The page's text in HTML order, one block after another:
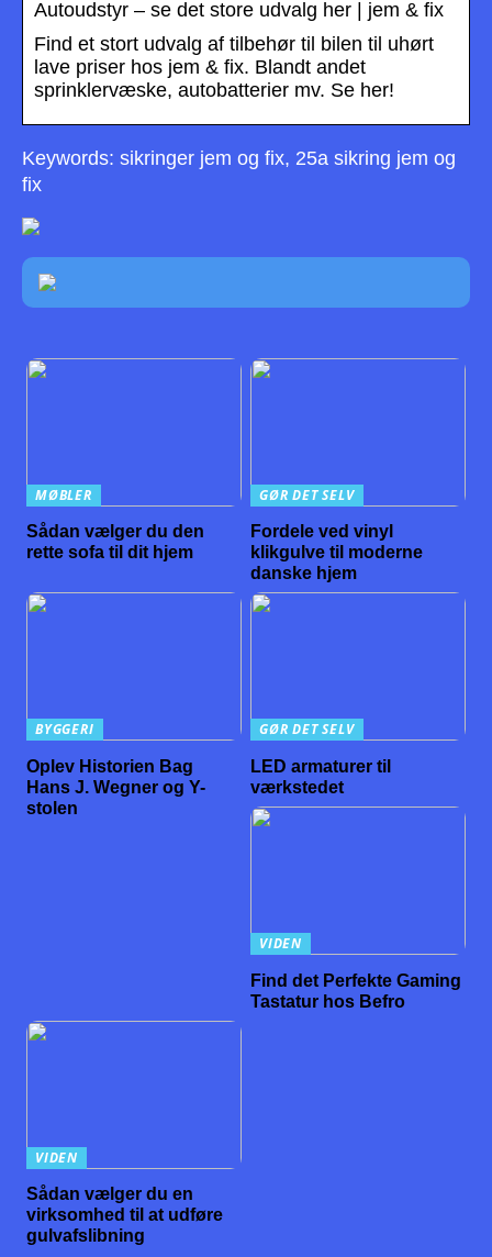
Autoudstyr – se det store udvalg her | jem & fix
Find et stort udvalg af tilbehør til bilen til uhørt
lave priser hos jem & fix. Blandt andet
sprinklervæske, autobatterier mv. Se her!
Keywords: sikringer jem og fix, 25a sikring jem og
fix
MØBLER
Sådan vælger du den
rette sofa til dit hjem
GØR DET SELV
Fordele ved vinyl
klikgulve til moderne
danske hjem
BYGGERI
Oplev Historien Bag
Hans J. Wegner og Y-
stolen
GØR DET SELV
LED armaturer til
værkstedet
VIDEN
Find det Perfekte Gaming
Tastatur hos Befro
VIDEN
Sådan vælger du en
virksomhed til at udføre
gulvafslibning